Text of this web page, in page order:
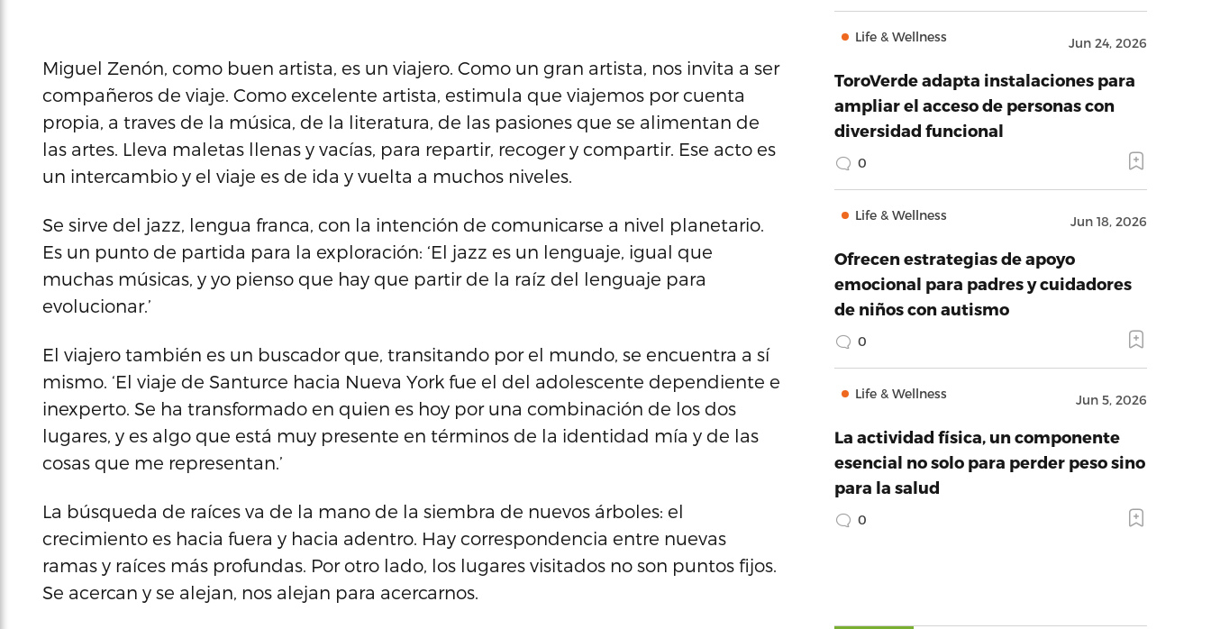
Miguel Zenón, como buen artista, es un viajero. Como un gran artista, nos invita a ser
compañeros de viaje. Como excelente artista, estimula que viajemos por cuenta
propia, a traves de la música, de la literatura, de las pasiones que se alimentan de
las artes. Lleva maletas llenas y vacías, para repartir, recoger y compartir. Ese acto es
un intercambio y el viaje es de ida y vuelta a muchos niveles.
Se sirve del jazz, lengua franca, con la intención de comunicarse a nivel planetario.
Es un punto de partida para la exploración: ‘El jazz es un lenguaje, igual que
muchas músicas, y yo pienso que hay que partir de la raíz del lenguaje para
evolucionar.’
El viajero también es un buscador que, transitando por el mundo, se encuentra a sí
mismo. ‘El viaje de Santurce hacia Nueva York fue el del adolescente dependiente e
inexperto. Se ha transformado en quien es hoy por una combinación de los dos
lugares, y es algo que está muy presente en términos de la identidad mía y de las
cosas que me representan.’
La búsqueda de raíces va de la mano de la siembra de nuevos árboles: el
crecimiento es hacia fuera y hacia adentro. Hay correspondencia entre nuevas
ramas y raíces más profundas. Por otro lado, los lugares visitados no son puntos fijos.
Se acercan y se alejan, nos alejan para acercarnos.
Life & Wellness Jun 24, 2026
ToroVerde adapta instalaciones para
ampliar el acceso de personas con
diversidad funcional
0
Life & Wellness Jun 18, 2026
Ofrecen estrategias de apoyo
emocional para padres y cuidadores
de niños con autismo
0
Life & Wellness Jun 5, 2026
La actividad física, un componente
esencial no solo para perder peso sino
para la salud
0